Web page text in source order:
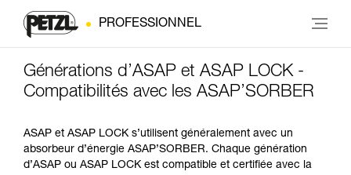
PROFESSIONNEL
Générations d’ASAP et ASAP LOCK -
Compatibilités avec les ASAP’SORBER
ASAP et ASAP LOCK s’utilisent généralement avec un
absorbeur d’énergie ASAP’SORBER. Chaque génération
d’ASAP ou ASAP LOCK est compatible et certifiée avec la